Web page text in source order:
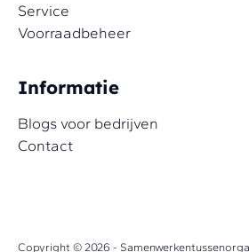
Service
Voorraadbeheer
Informatie
Blogs voor bedrijven
Contact
Copyright © 2026 -